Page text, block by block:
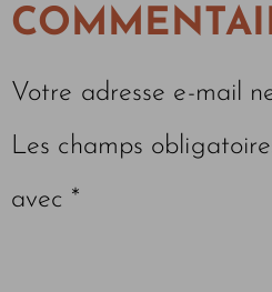
Votre adresse e-mail
Les champs
avec *